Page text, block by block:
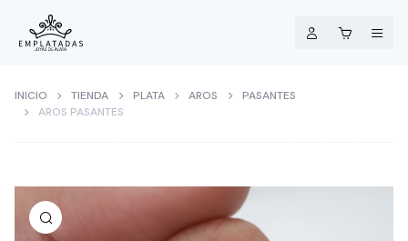
INICIO TIENDA PLATA AROS
PASANTES
AROS PASANTES